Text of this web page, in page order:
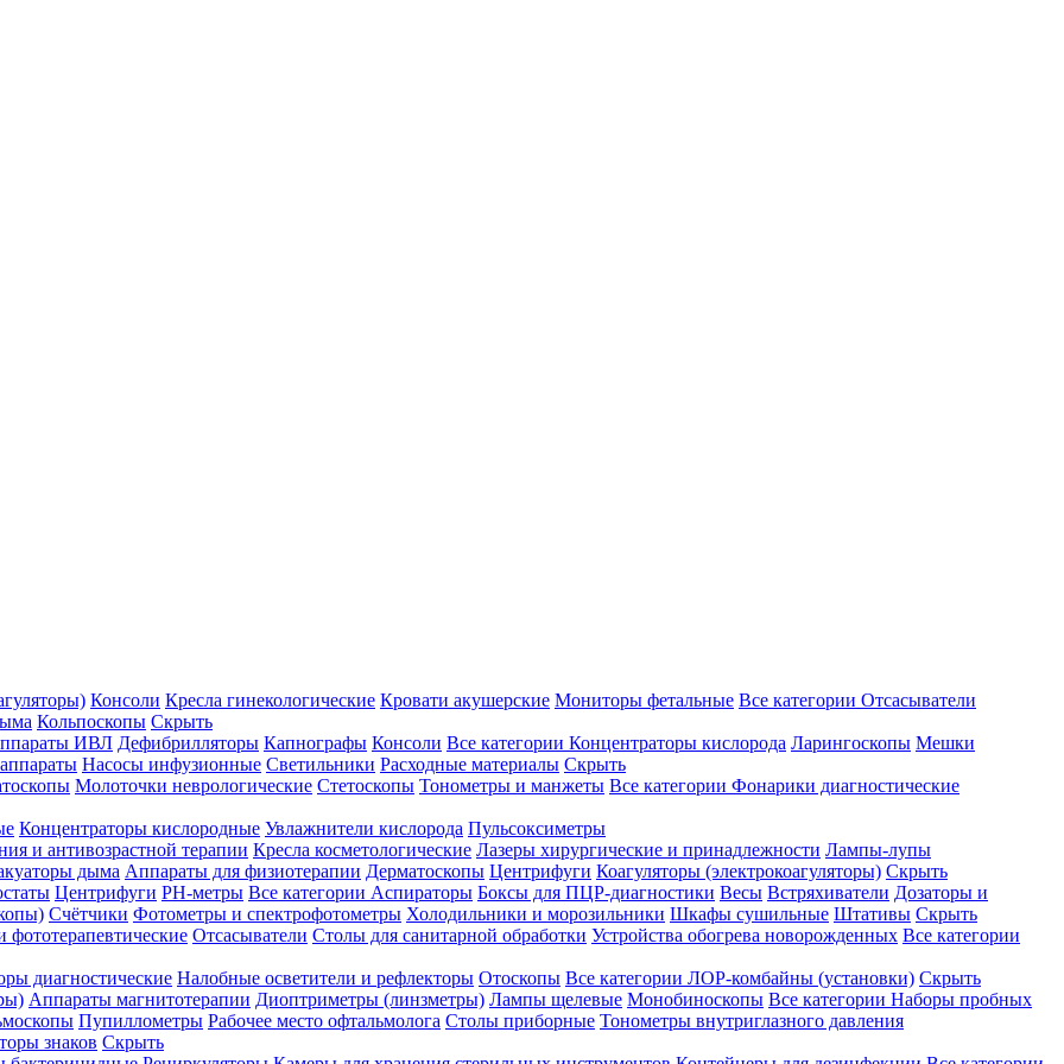
Консоли Кресла гинекологические Кровати акушерские Мониторы фетальные Все категории Отсасыватели
Кольпоскопы Скрыть
ИВЛ Дефибрилляторы Капнографы Консоли Все категории Концентраторы кислорода Ларингоскопы Мешки
Насосы инфузионные Светильники Расходные материалы Скрыть
Молоточки неврологические Стетоскопы Тонометры и манжеты Все категории Фонарики диагностические
Концентраторы кислородные Увлажнители кислорода Пульсоксиметры
и антивозрастной терапии Кресла косметологические Лазеры хирургические и принадлежности Лампы-лупы
дыма Аппараты для физиотерапии Дерматоскопы Центрифуги Коагуляторы (электрокоагуляторы) Скрыть
Центрифуги PH-метры Все категории Аспираторы Боксы для ПЦР-диагностики Весы Встряхиватели Дозаторы и
Счётчики Фотометры и спектрофотометры Холодильники и морозильники Шкафы сушильные Штативы Скрыть
фототерапевтические Отсасыватели Столы для санитарной обработки Устройства обогрева новорожденных Все категории
диагностические Налобные осветители и рефлекторы Отоскопы Все категории ЛОР-комбайны (установки) Скрыть
Аппараты магнитотерапии Диоптриметры (линзметры) Лампы щелевые Монобиноскопы Все категории Наборы пробных
Пупиллометры Рабочее место офтальмолога Столы приборные Тонометры внутриглазного давления
знаков Скрыть